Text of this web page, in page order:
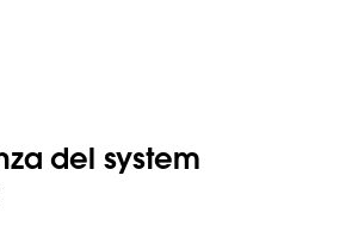
del system